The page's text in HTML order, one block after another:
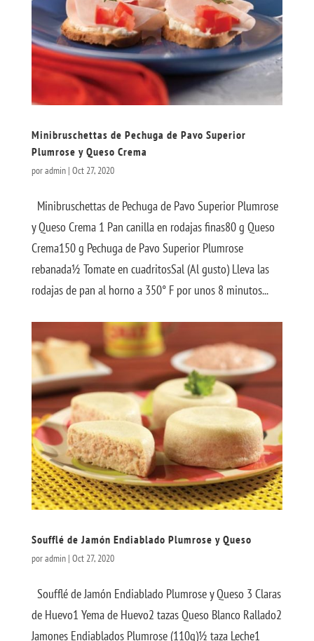
Minibruschettas de Pechuga de Pavo Superior
Plumrose y Queso Crema
poradmin| Oct 27, 2020
Minibruschettas de Pechuga de Pavo Superior Plumrose
y Queso Crema 1 Pan canilla en rodajas finas80 g Queso
Crema150 g Pechuga de Pavo Superior Plumrose
rebanada½ Tomate en cuadritosSal (Al gusto) Lleva las
rodajas de pan al horno a 350° F por unos 8 minutos...
Soufflé de Jamón Endiablado Plumrose y Queso
poradmin| Oct 27, 2020
Soufflé de Jamón Endiablado Plumrose y Queso 3 Claras
de Huevo1 Yema de Huevo2 tazas Queso Blanco Rallado2
Jamones Endiablados Plumrose (110g)½ taza Leche1